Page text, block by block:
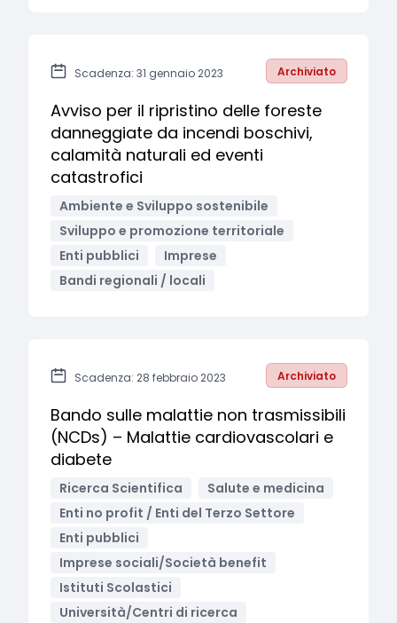
Scadenza: 31 gennaio 2023 Archiviato
Avviso per il ripristino delle foreste
danneggiate da incendi boschivi,
calamità naturali ed eventi
catastrofici
Ambiente e Sviluppo sostenibile
Sviluppo e promozione territoriale
Enti pubblici
Imprese
Bandi regionali / locali
Scadenza: 28 febbraio 2023 Archiviato
Bando sulle malattie non trasmissibili
(NCDs) – Malattie cardiovascolari e
diabete
Ricerca Scientifica
Salute e medicina
Enti no profit / Enti del Terzo Settore
Enti pubblici
Imprese sociali/Società benefit
Istituti Scolastici
Università/Centri di ricerca